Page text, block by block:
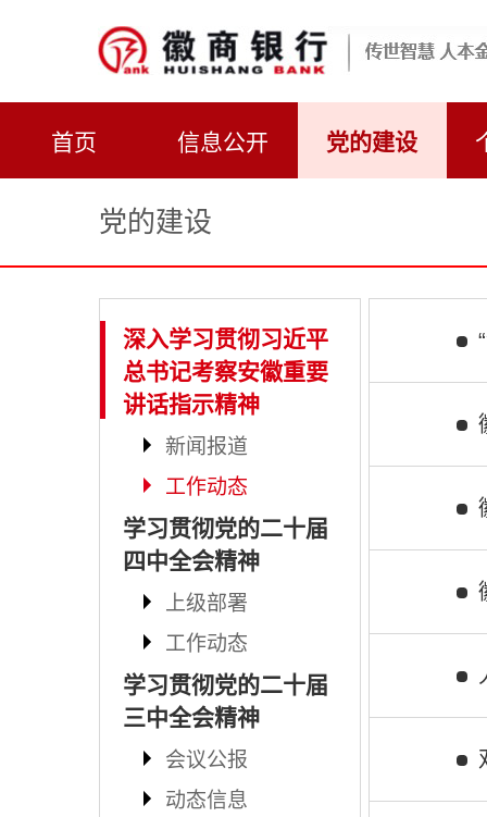
首页 信息公开 党的建设
党的建设
深入学习贯彻习近平
总书记考察安徽重要
讲话指示精神
新闻报道
工作动态
学习贯彻党的二十届
四中全会精神
上级部署
工作动态
学习贯彻党的二十届
三中全会精神
会议公报
动态信息